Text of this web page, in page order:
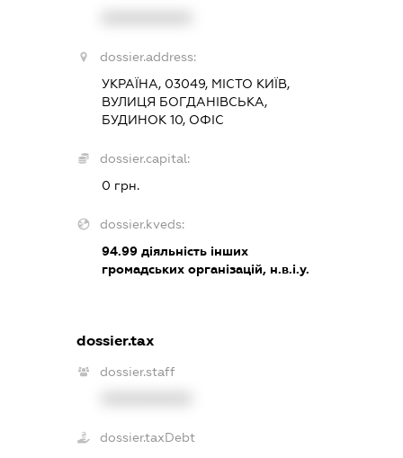
dossier.address:
УКРАЇНА, 03049, МІСТО КИЇВ,
ВУЛИЦЯ БОГДАНІВСЬКА,
БУДИНОК 10, ОФІС
dossier.capital:
0 грн.
dossier.kveds:
94.99 діяльність інших
громадських організацій, н.в.і.у.
dossier.tax
dossier.staff
dossier.taxDebt